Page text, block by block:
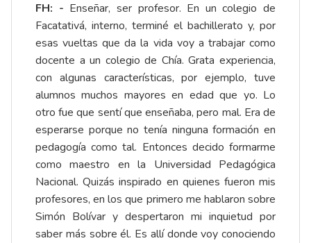
FH: - Enseñar, ser profesor. En un colegio de
Facatativá, interno, terminé el bachillerato y, por
esas vueltas que da la vida voy a trabajar como
docente a un colegio de Chía. Grata experiencia,
con algunas características, por ejemplo, tuve
alumnos muchos mayores en edad que yo. Lo
otro fue que sentí que enseñaba, pero mal. Era de
esperarse porque no tenía ninguna formación en
pedagogía como tal. Entonces decido formarme
como maestro en la Universidad Pedagógica
Nacional. Quizás inspirado en quienes fueron mis
profesores, en los que primero me hablaron sobre
Simón Bolívar y despertaron mi inquietud por
saber más sobre él. Es allí donde voy conociendo